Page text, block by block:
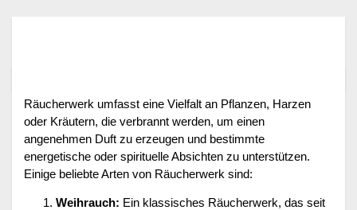
Räucherwerk umfasst eine Vielfalt an Pflanzen, Harzen
oder Kräutern, die verbrannt werden, um einen
angenehmen Duft zu erzeugen und bestimmte
energetische oder spirituelle Absichten zu unterstützen.
Einige beliebte Arten von Räucherwerk sind:
Weihrauch: Ein klassisches Räucherwerk, das seit